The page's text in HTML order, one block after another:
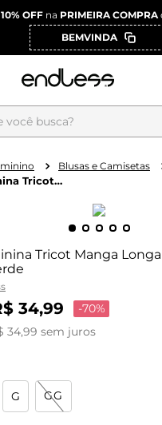
10% OFFna PRIMEIRA COMPRA
BEMVINDA
busca?
Blusas e Camisetas
Tricot
Tricot Manga Longa
34,99 -70%
34,99 sem juros
G GG